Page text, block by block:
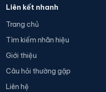
Liên kết nhanh
Trang chủ
Tìm kiếm nhãn hiệu
Giới thiệu
Câu hỏi thường gặp
Liên hệ